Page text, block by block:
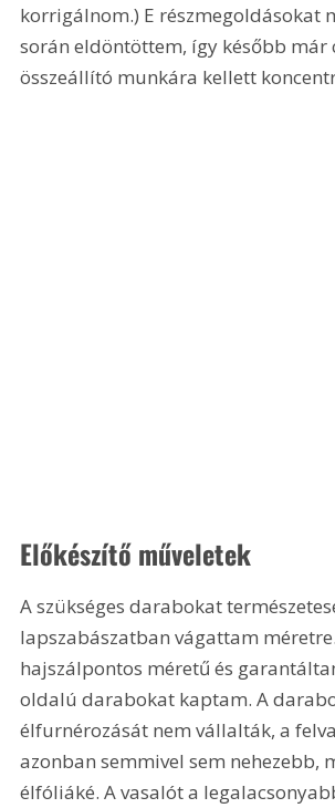
korrigálnom.) E részmegoldásokat
során eldöntöttem, így később már
összeállító munkára kellett
Előkészítő műveletek
A szükséges darabokat
lapszabászatban vágattam
hajszálpontos méretű és
oldalú darabokat kaptam. A
élfurnérozását nem vállalták, a
azonban semmivel sem nehezebb,
élfóliáké. A vasalót a